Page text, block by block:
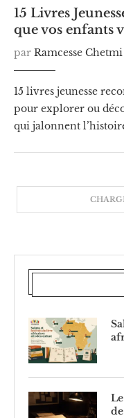
15 Livres
que vos enfants
par Ramcesse Chetmi
15 livres jeunesse
pour explorer ou
qui jalonnent